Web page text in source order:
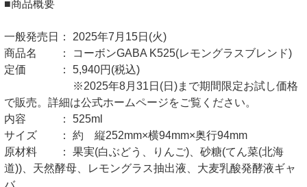
■商品概要
一般発売日： 2025年7月15日(火)
商品名 ： コーボンGABA K525(レモングラスブレンド)
定価 ： 5,940円(税込)
※2025年8月31日(日)まで期間限定お試し価格
で販売。詳細は公式ホームページをご覧ください。
内容 ： 525ml
サイズ ： 約 縦252mm×横94mm×奥行94mm
原材料 ： 果実(白ぶどう、りんご)、砂糖(てん菜(北海
道))、天然酵母、レモングラス抽出液、大麦乳酸発酵液ギャ
バ